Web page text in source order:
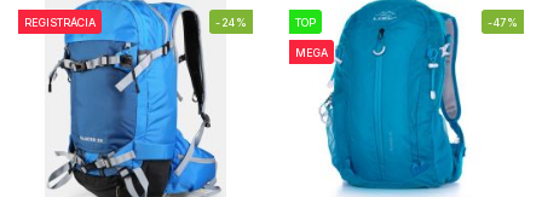
REGISTRÁCIA -24% TOP
MEGA
-47%